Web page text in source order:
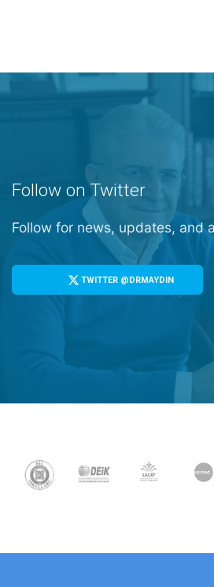
Follow on Twitter
Follow for news, updates, and
TWITTER @DRMAYDIN